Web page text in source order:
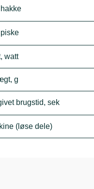
watt
g
brugstid, sek
(løse dele)